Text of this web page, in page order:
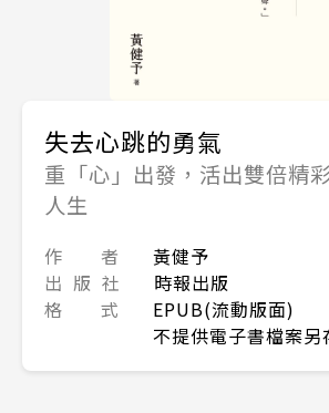
失去心跳的勇氣
重「心」出發，活出雙倍精
人生
作 者
黃健予
出 版 社
時報出版
格 式
EPUB(流動版面)
不提供電子書檔案另